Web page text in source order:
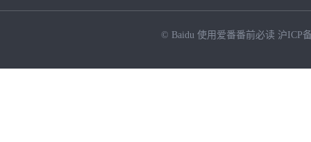
© Baidu 使用爱番番前必读 沪ICP